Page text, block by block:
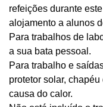
refeições durante
alojamento a alunos
Para trabalhos de
a sua bata pessoal.
Para trabalho e
protetor solar,
causa do calor.